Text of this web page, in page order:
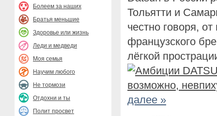
Болеем за наших
Братья меньшие
Здоровье или жизнь
Леди и медведи
Моя семья
Научим любого
Не тормози
Отдохни и ты
Полит просвет
Тольятти и
честно говоря,
французского
лёгкой
далее »